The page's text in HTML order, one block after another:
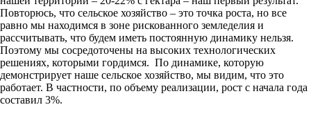
Повторюсь, что сельское хозяйство – это точка роста, но все
равно мы находимся в зоне рискованного земледелия и
рассчитывать, что будем иметь постоянную динамику нельзя.
Поэтому мы сосредоточены на высоких технологических
решениях, которыми гордимся. По динамике, которую
демонстрирует наше сельское хозяйство, мы видим, что это
работает. В частности, по объему реализации, рост с начала года
составил 3%.